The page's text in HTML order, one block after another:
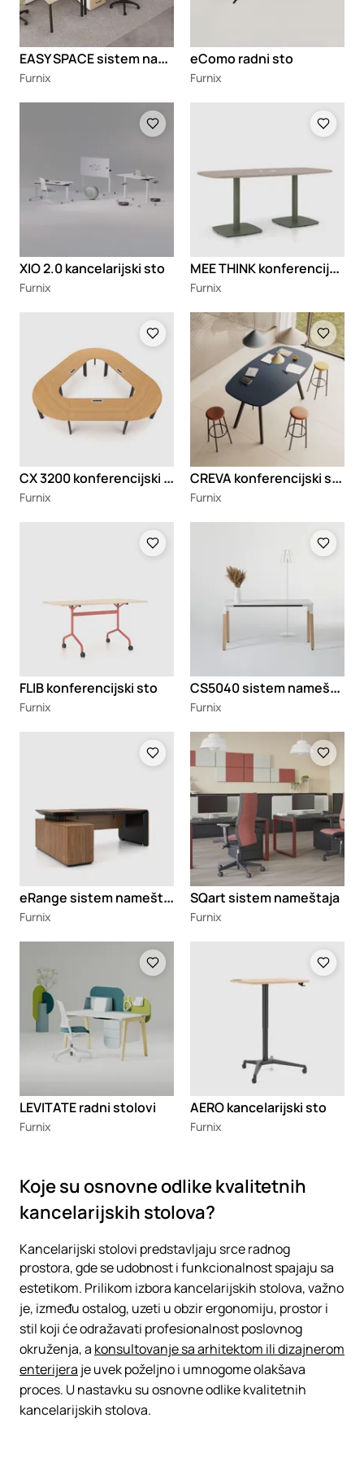
E
ASY SPACE sistem nameštaja
Furnix
eComo radni sto
Furnix
XIO 2.0 kancelarijski sto
Furnix
M
EE THINK konferencijski sto
Furnix
C
X 3200 konferencijski sto
Furnix
Loading
C
REVA konferencijski sto
Furnix
FLIB konferencijski sto
Furnix
C
S5040 sistem nameštaja
Furnix
e
Range sistem nameštaja
Furnix
Loading
SQart sistem nameštaja
Furnix
LEVITATE radni stolovi
Furnix
AERO kancelarijski sto
Furnix
Koje su osnovne odlike kvalitetnih
kancelarijskih stolova?
Kancelarijski stolovi predstavljaju srce radnog
prostora, gde se udobnost i funkcionalnost spajaju sa
estetikom. Prilikom izbora kancelarijskih stolova, važno
je, između ostalog, uzeti u obzir ergonomiju, prostor i
stil koji će odražavati profesionalnost poslovnog
okruženja, a konsultovanje sa arhitektom ili dizajnerom
enterijera je uvek poželjno i umnogome olakšava
proces. U nastavku su osnovne odlike kvalitetnih
kancelarijskih stolova.